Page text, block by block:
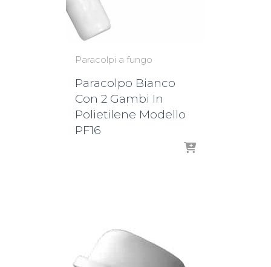
Paracolpi a fungo
Paracolpo Bianco
Con 2 Gambi In
Polietilene Modello
PF16